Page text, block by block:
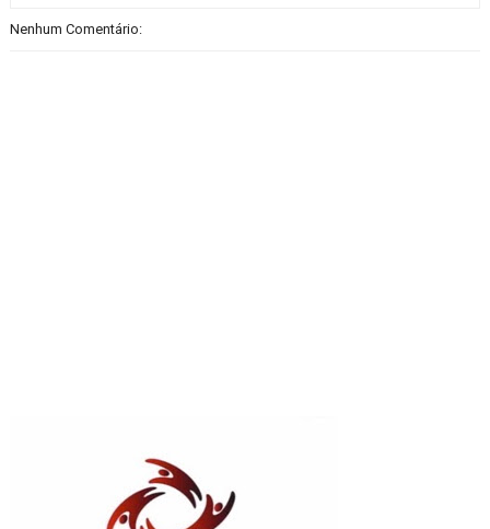
Nenhum Comentário: